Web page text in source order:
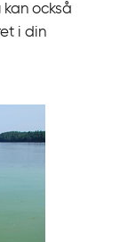
kan också
i din